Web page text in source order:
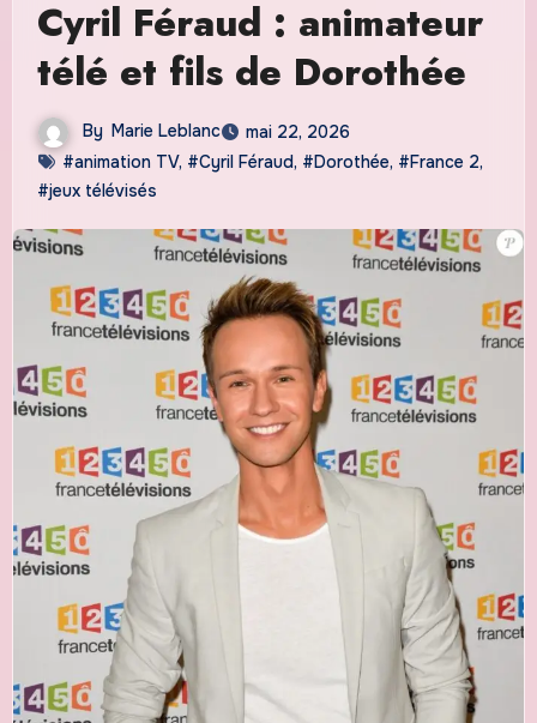
Cyril Féraud : animateur
télé et fils de Dorothée
By Marie Leblanc
mai 22, 2026
#animation TV, #Cyril Féraud, #Dorothée, #France 2,
#jeux télévisés